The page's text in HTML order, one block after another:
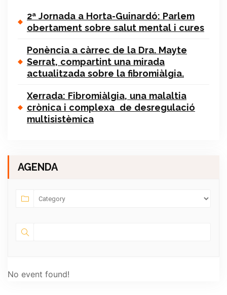
2ª Jornada a Horta-Guinardó: Parlem
obertament sobre salut mental i cures
Ponència a càrrec de la Dra. Mayte
Serrat, compartint una mirada
actualitzada sobre la fibromiàlgia.
Xerrada: Fibromiàlgia, una malaltia
crònica i complexa de desregulació
multisistèmica
AGENDA
No event found!